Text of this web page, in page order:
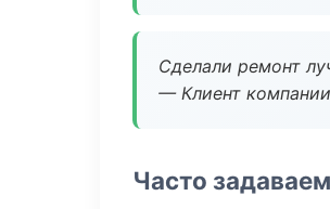
Сделали ремонт
— Клиент компании
Часто